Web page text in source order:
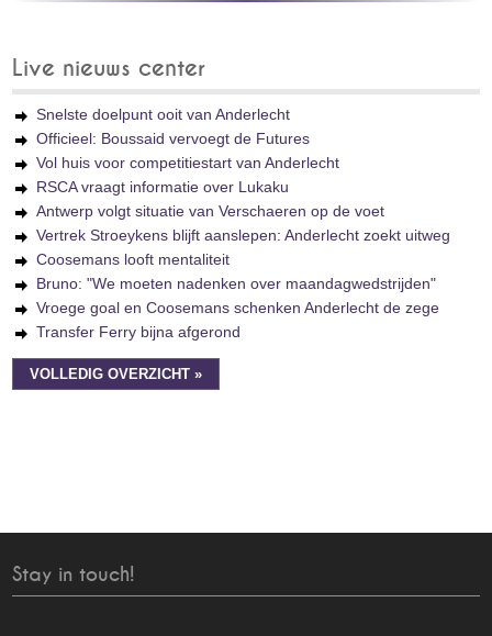
Live nieuws center
Snelste doelpunt ooit van Anderlecht
Officieel: Boussaid vervoegt de Futures
Vol huis voor competitiestart van Anderlecht
RSCA vraagt informatie over Lukaku
Antwerp volgt situatie van Verschaeren op de voet
Vertrek Stroeykens blijft aanslepen: Anderlecht zoekt uitweg
Coosemans looft mentaliteit
Bruno: "We moeten nadenken over maandagwedstrijden"
Vroege goal en Coosemans schenken Anderlecht de zege
Transfer Ferry bijna afgerond
VOLLEDIG OVERZICHT »
Stay in touch!